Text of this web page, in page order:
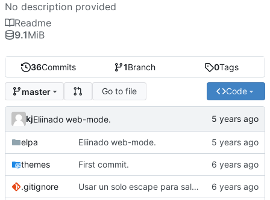
36Commits 1Branch 0Tags
master Go to file Code
kjEliinado web-mode.
elpa Eliinado web-mode.
themes First commit.
.gitignore Usar un solo escape para salir del minibuffer.
No description provided
Readme
9.1MiB